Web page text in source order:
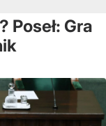
Poseł: Gra